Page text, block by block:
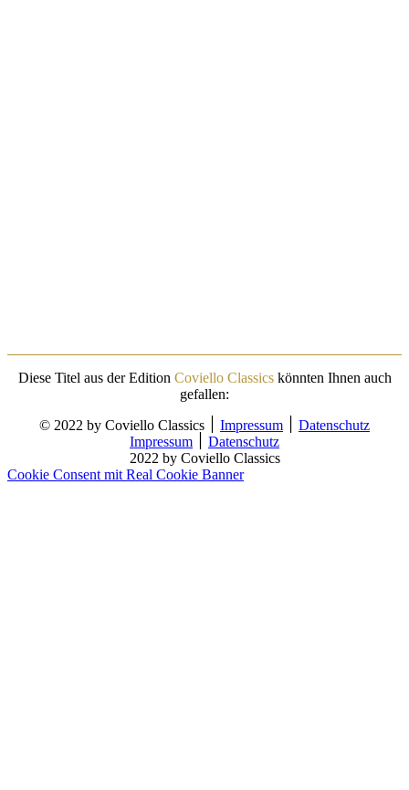
Diese Titel aus der Edition Coviello Classicskönnten Ihnen auch
gefallen:
Impressum
Datenschutz
Impressum
Datenschutz
2022 by Coviello Classics
Cookie Consent mit Real Cookie Banner